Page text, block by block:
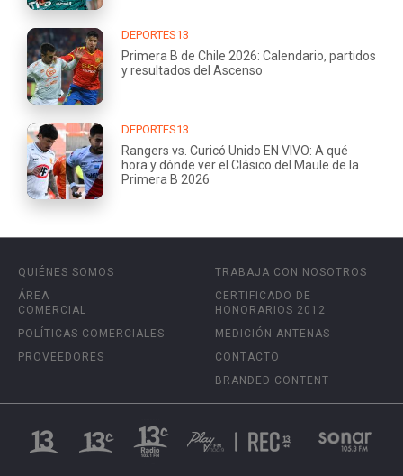
DEPORTES13
Primera B de Chile 2026: Calendario, partidos
y resultados del Ascenso
DEPORTES13
Rangers vs. Curicó Unido EN VIVO: A qué
hora y dónde ver el Clásico del Maule de la
Primera B 2026
QUIÉNES SOMOS
ÁREA
COMERCIAL
POLÍTICAS COMERCIALES
PROVEEDORES
TRABAJA CON NOSOTROS
CERTIFICADO DE
HONORARIOS 2012
MEDICIÓN ANTENAS
CONTACTO
BRANDED CONTENT